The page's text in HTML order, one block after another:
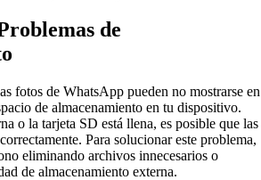
de
fotos de WhatsApp pueden no mostrarse en
de almacenamiento en tu dispositivo.
o la tarjeta SD está llena, es posible que las
Para solucionar este problema,
eliminando archivos innecesarios o
de almacenamiento externa.